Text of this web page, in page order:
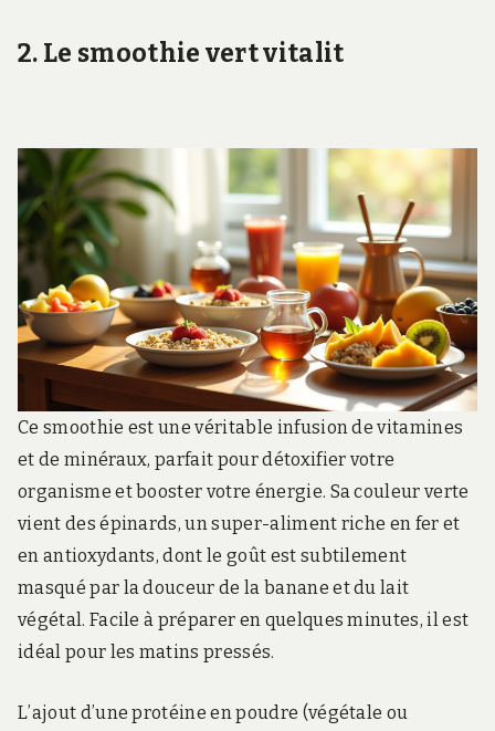
2. Le smoothie vert vitalit
Ce smoothie est une véritable infusion de vitamines
et de minéraux, parfait pour détoxifier votre
organisme et booster votre énergie. Sa couleur verte
vient des épinards, un super-aliment riche en fer et
en antioxydants, dont le goût est subtilement
masqué par la douceur de la banane et du lait
végétal. Facile à préparer en quelques minutes, il est
idéal pour les matins pressés.
L’ajout d’une protéine en poudre (végétale ou